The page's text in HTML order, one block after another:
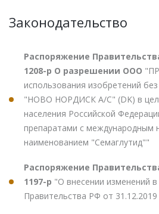
Законодательство
Распоряжение
1208-р О разрешении ООО
использования изобретений
"НОВО НОРДИСК А/С" (DK) в
населения Российской
препаратами с международным
наименованием "Семаглутид""
Распоряжение
1197-р "О внесении изменений
Правительства РФ от